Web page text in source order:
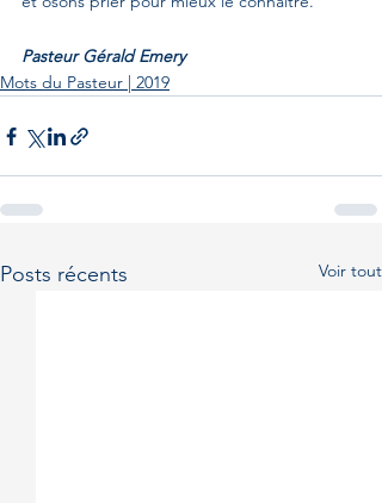
Pasteur Gérald Emery
Mots du Pasteur | 2019
Posts récents Voir tout